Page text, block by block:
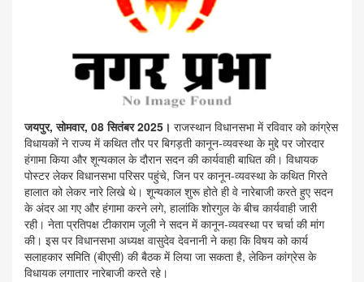
जयपुर, सोमवार, 08 सितंबर 2025। राजस्थान विधानसभा में रविवार को कांग्रेस
विधायकों ने राज्य में कथित तौर पर बिगड़ती कानून-व्यवस्था के मुद्दे पर जोरदार
हंगामा किया और शून्यकाल के दौरान सदन की कार्यवाही बाधित की। विधायक
पोस्टर लेकर विधानसभा परिसर पहुंचे, जिन पर कानून-व्यवस्था के कथित गिरते
हालात को लेकर नारे लिखे थे। शून्यकाल शुरू होते ही वे नारेबाजी करते हुए सदन
के अंदर आ गए और हंगामा करने लगे, हालांकि शोरगुल के बीच कार्यवाही जारी
रही। नेता प्रतिपक्ष टीकाराम जूली ने सदन में कानून-व्यवस्था पर चर्चा की मांग
की। इस पर विधानसभा अध्यक्ष वासुदेव देवनानी ने कहा कि विषय को कार्य
सलाहकार समिति (बीएसी) की बैठक में लिया जा सकता है, लेकिन कांग्रेस के
विधायक लगातार नारेबाजी करते रहे।